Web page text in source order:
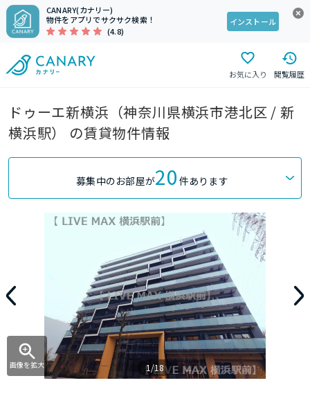
CANARY(カナリー)
物件をアプリでサクサク検索！
(4.8)
インストール
お気に入り 閲覧履歴
ドゥーエ新横浜（神奈川県横浜市港北区 / 新
横浜駅） の賃貸物件情報
募集中のお部屋が20 件あります
画像を拡大 1/18